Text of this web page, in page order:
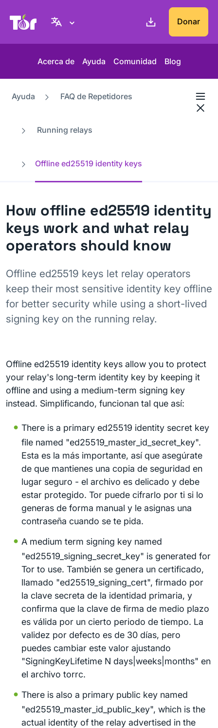
Web del Proyecto Tor Donar
Acerca de Ayuda Comunidad Blog
Ayuda FAQ de Repetidores
Running relays
Offline ed25519 identity keys
How offline ed25519 identity
keys work and what relay
operators should know
Offline ed25519 keys let relay operators
keep their most sensitive identity key offline
for better security while using a short-lived
signing key on the running relay.
Offline ed25519 identity keys allow you to protect
your relay's long-term identity key by keeping it
offline and using a medium-term signing key
instead. Simplificando, funcionan tal que así:
There is a primary ed25519 identity secret key
file named "ed25519_master_id_secret_key".
Esta es la más importante, así que asegúrate
de que mantienes una copia de seguridad en
lugar seguro - el archivo es delicado y debe
estar protegido. Tor puede cifrarlo por ti si lo
generas de forma manual y le asignas una
contraseña cuando se te pida.
A medium term signing key named
"ed25519_signing_secret_key" is generated for
Tor to use. También se genera un certificado,
llamado "ed25519_signing_cert", firmado por
la clave secreta de la identidad primaria, y
confirma que la clave de firma de medio plazo
es válida por un cierto periodo de tiempo. La
validez por defecto es de 30 días, pero
puedes cambiar este valor ajustando
"SigningKeyLifetime N days|weeks|months" en
el archivo torrc.
There is also a primary public key named
"ed25519_master_id_public_key", which is the
actual identity of the relay advertised in the